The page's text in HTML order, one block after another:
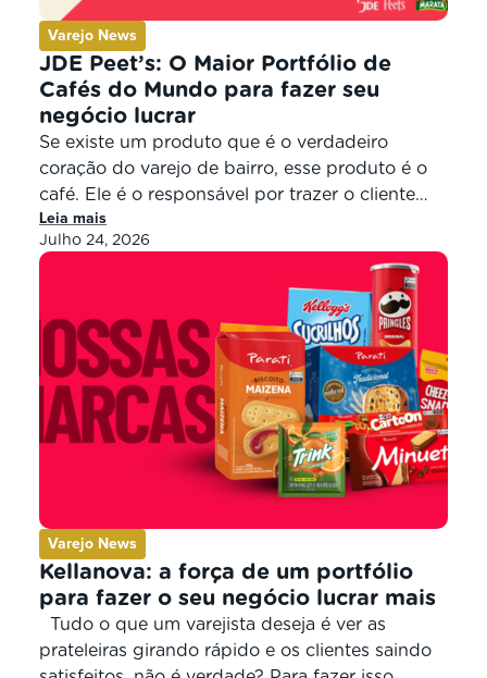
Varejo News
JDE Peet’s: O Maior Portfólio de
Cafés do Mundo para fazer seu
negócio lucrar
Se existe um produto que é o verdadeiro
coração do varejo de bairro, esse produto é o
café. Ele é o responsável por trazer o cliente
logo cedo à sua mercearia, por movimentar as
compras matinais e por garantir aquele fluxo
constante no caixa ao longo do dia. E
pensando em fortalecer ainda mais […]
Leia mais
Julho 24, 2026
Varejo News
Kellanova: a força de um portfólio
para fazer o seu negócio lucrar mais
Tudo o que um varejista deseja é ver as
prateleiras girando rápido e os clientes saindo